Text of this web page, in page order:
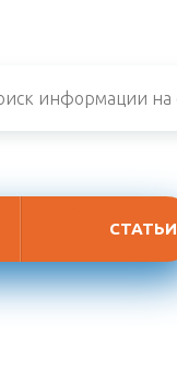
СТАТЬИ